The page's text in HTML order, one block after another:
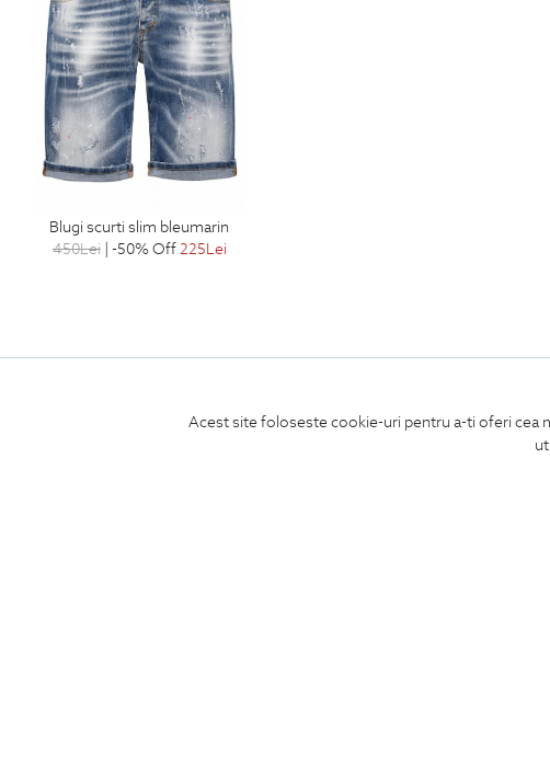
Acest site foloseste cookie-uri pentru a-ti oferi cea
blugi scurti slim bleumarin
450Lei | -50% Off225Lei